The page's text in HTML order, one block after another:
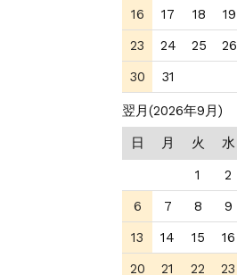
16
17 18 19
23
24 25 26
30
31
翌月(2026年9月)
日
月 火 水
1
2
6
7 8 9
13
14 15 16
20
21 22 23